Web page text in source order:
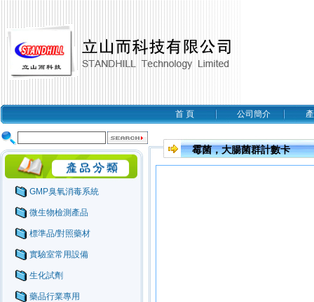
首 頁 公司簡介
GMP臭氧消毒系統
微生物檢測產品
標準品/對照藥材
實驗室常用設備
生化試劑
藥品行業專用
霉菌，大腸菌群計數卡